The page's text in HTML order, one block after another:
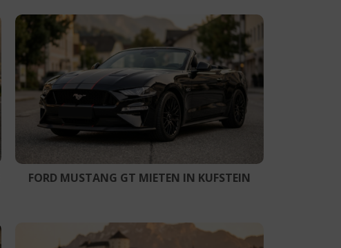
FORD MUSTANG GT MIETEN IN KUFSTEIN